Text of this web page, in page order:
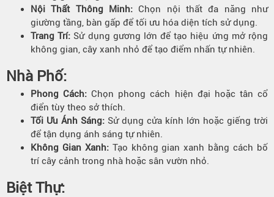
Nội Thất Thông Minh: Chọn nội thất đa năng như
giường tầng, bàn gấp để tối ưu hóa diện tích sử dụng.
Trang Trí: Sử dụng gương lớn để tạo hiệu ứng mở rộng
không gian, cây xanh nhỏ để tạo điểm nhấn tự nhiên.
Nhà Phố:
Phong Cách: Chọn phong cách hiện đại hoặc tân cổ
điển tùy theo sở thích.
Tối Ưu Ánh Sáng: Sử dụng cửa kính lớn hoặc giếng trời
để tận dụng ánh sáng tự nhiên.
Không Gian Xanh:Tạo không gian xanh bằng cách bố
trí cây cảnh trong nhà hoặc sân vườn nhỏ.
Biệt Thự: